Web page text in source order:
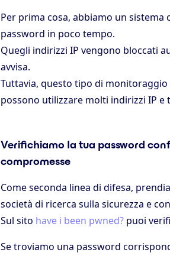
Per prima cosa, abbiamo un
password in poco tempo.
Quegli indirizzi IP vengono bloccati
avvisa.
Tuttavia, questo tipo di
possono utilizzare molti indirizzi IP e
Verifichiamo la tua password
compromesse
Come seconda linea di difesa,
società di ricerca sulla sicurezza e
Sul sito have i been pwned?puoi
Se troviamo una password